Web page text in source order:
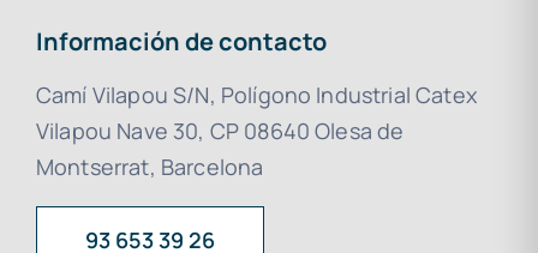
Información de contacto
Camí Vilapou S/N, Polígono Industrial Catex
Vilapou Nave 30, CP 08640 Olesa de
Montserrat, Barcelona
93 653 39 26